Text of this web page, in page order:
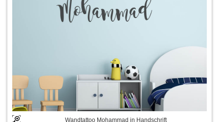
Wandtattoo Mohammad in Handschrift